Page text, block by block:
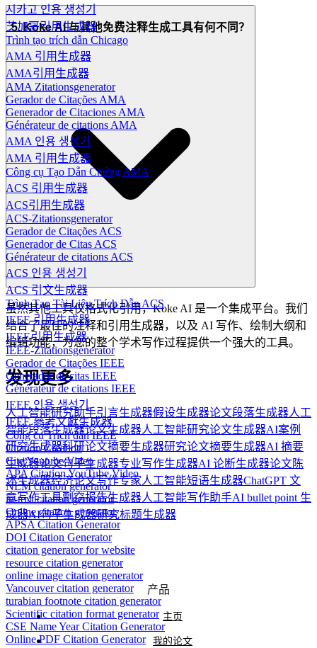
시카고 인용 생성기
芝加哥引用生成器
Trình tạo trích dẫn Chicago
AMA 引用生成器
AMA引用生成器
AMA Zitationsgenerator
Gerador de Citações AMA
Generador de Citaciones AMA
Générateur de citations AMA
AMA 인용 생성기
AMA 引用生成器
Công cụ Tạo Dẫn Chứng AMA
ACS 引用生成器
ACS引用生成器
ACS-Zitationsgenerator
Gerador de Citações ACS
Generador de Citas ACS
Générateur de citations ACS
ACS 인용 생성기
ACS 引文生成器
Trình Tạo Tài Liệu Trích Dẫn ACS
IEEE 引用生成器
IEEE引用生成器
IEEE-Zitationsgenerator
Gerador de Citações IEEE
Generador de citas IEEE
Générateur de citations IEEE
IEEE 인용 생성기
IEEE 參考文獻生成器
Công cụ Trích dẫn IEEE
Citation Creation
Cite Youtube Video
APA Citation YouTube Video
NLM citation generator
in-text citation generator
Online citation generator
APSA Citation Generator
DOI Citation Generator
citation generator for website
resource citation generator
online image citation generator
Vancouver citation generator
turabian footnote citation generator
Scientific citation format generator
CSE Name Year Citation Generator
Online PDF Citation Generator
5. Koke AI 与其他免费注释生成工具有何不同？
虽然其他工具仅格式化引用，Koke AI 是一个集成平台。我们
结合了最佳的注释和引用生成器，以及 AI 写作、绘制大纲和
编辑功能，为您的整个学术写作过程提供一个强大的工具。
发现更多
人工智能研究助手引言生成器假设生成器论文段落生成器人工
智能段落生成器论文生成器人工智能研究论文生成器AI案例
研究生成器科研论文摘要生成器研究论文摘要生成器AI 摘要
生成器论文句子生成器专业写作生成器AI 论断生成器论文陈
述生成器经济论文写作专家人工智能短语生成器ChatGPT 文
章写作工具剽窃报告生成器人工智能写作助手AI bullet point 生
成器AI句子生成器研究标题生成器
产品
主页
我的论文